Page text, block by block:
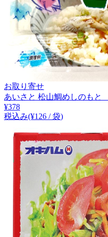
お取り寄せ
あいさと 松山鯛めしのもと
¥378
税込み(¥126 / 袋)